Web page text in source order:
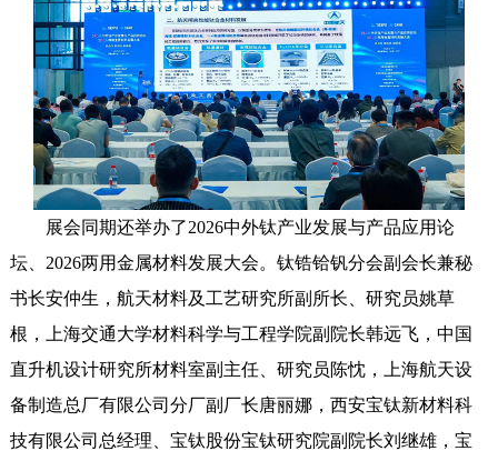
展会同期还举办了2026中外钛产业发展与产品应用论
坛、2026两用金属材料发展大会。钛锆铪钒分会副会长兼秘
书长安仲生，航天材料及工艺研究所副所长、研究员姚草
根，上海交通大学材料科学与工程学院副院长韩远飞，中国
直升机设计研究所材料室副主任、研究员陈忱，上海航天设
备制造总厂有限公司分厂副厂长唐丽娜，西安宝钛新材料科
技有限公司总经理、宝钛股份宝钛研究院副院长刘继雄，宝